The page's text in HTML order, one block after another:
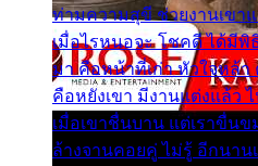
ท่ามความสุขี ช่วยงานเขา
เมื่อไรหนอจะ โชคดี ได้มีพิ
มา คือหน้าที่เก่า หัวใจหล้
คือหยังเขา มีงานแต่งแล้ว
เมื่อเขาชื่นบาน แต่เราขื่น
ล้างจานคอยคู่ ไม่รู้ อีกนาน